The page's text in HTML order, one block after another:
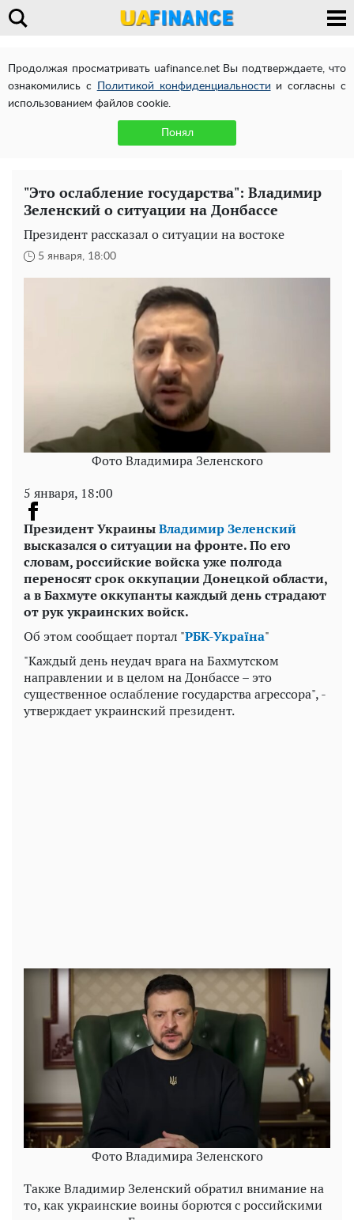
Продолжая просматривать uafinance.net Вы подтверждаете, что
ознакомились с
Политикой конфиденциальности и согласны с
использованием файлов cookie.
Понял
"Это ослабление государства": Владимир
Зеленский о ситуации на Донбассе
Президент рассказал о ситуации на востоке
5 января, 18:00
Фото Владимира Зеленского
5 января, 18:00
Президент УкраиныВладимир Зеленский
высказался о ситуации на фронте. По его
словам, российские войска уже полгода
переносят срок оккупации Донецкой области,
а в Бахмуте оккупанты каждый день страдают
от рук украинских войск.
Об этом сообщает портал "РБК-Україна"
"Каждый день неудач врага на Бахмутском
направлении и в целом на Донбассе – это
существенное ослабление государства агрессора", -
утверждает украинский президент.
Фото Владимира Зеленского
Также Владимир Зеленский обратил внимание на
то, как украинские воины борются с российскими